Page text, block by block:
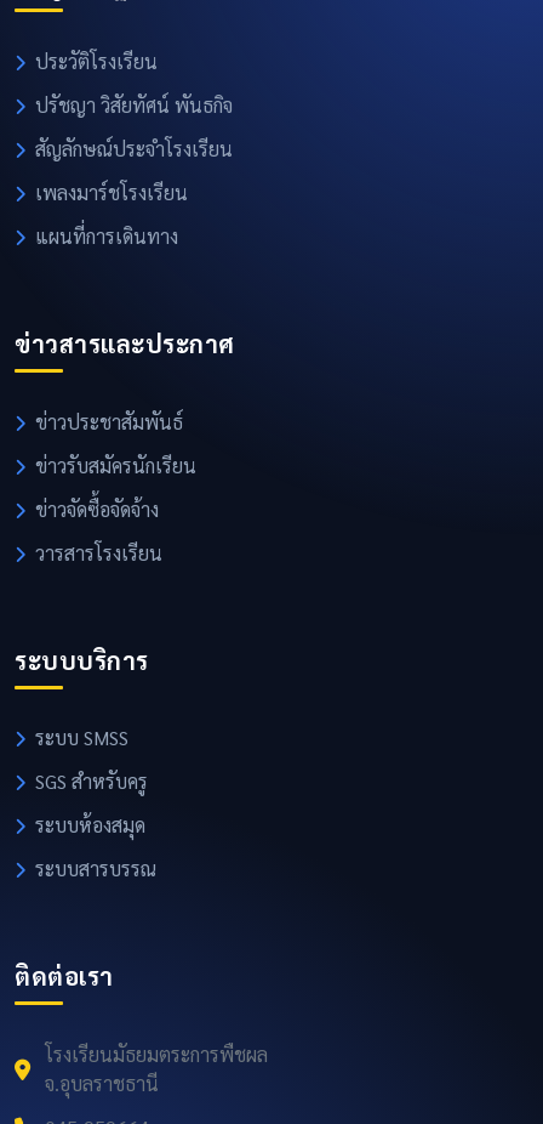
ประวัติโรงเรียน
ปรัชญา วิสัยทัศน์ พันธกิจ
สัญลักษณ์ประจำโรงเรียน
เพลงมาร์ชโรงเรียน
แผนที่การเดินทาง
ข่าวสารและประกาศ
ข่าวประชาสัมพันธ์
ข่าวรับสมัครนักเรียน
ข่าวจัดซื้อจัดจ้าง
วารสารโรงเรียน
ระบบบริการ
ระบบ SMSS
SGS สำหรับครู
ระบบห้องสมุด
ระบบสารบรรณ
ติดต่อเรา
โรงเรียนมัธยมตระการพืชผล
จ.อุบลราชธานี